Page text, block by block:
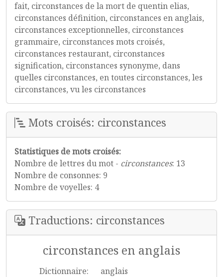
fait, circonstances de la mort de quentin elias,
circonstances définition, circonstances en anglais,
circonstances exceptionnelles, circonstances
grammaire, circonstances mots croisés,
circonstances restaurant, circonstances
signification, circonstances synonyme, dans
quelles circonstances, en toutes circonstances, les
circonstances, vu les circonstances
Mots croisés: circonstances
Statistiques de mots croisés:
Nombre de lettres du mot - circonstances: 13
Nombre de consonnes: 9
Nombre de voyelles: 4
Traductions: circonstances
circonstances en anglais
Dictionnaire:
anglais